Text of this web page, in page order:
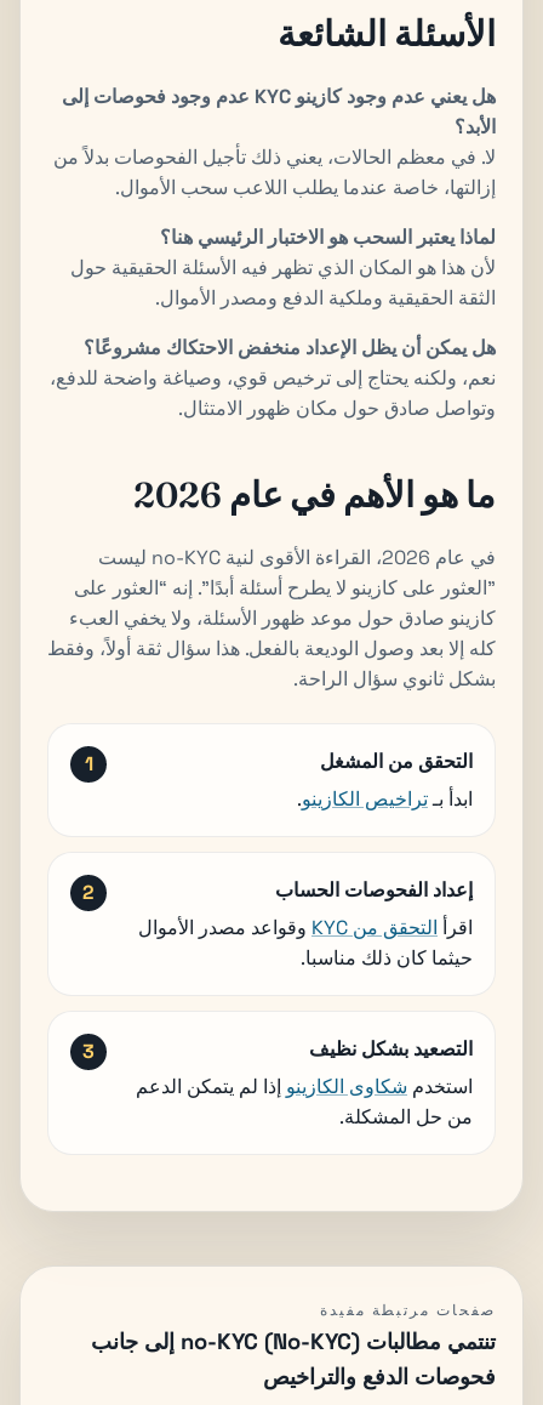
الأسئلة الشائعة
هل يعني عدم وجود كازينو KYC عدم وجود فحوصات إلى
الأبد؟
لا. في معظم الحالات، يعني ذلك تأجيل الفحوصات بدلاً من
إزالتها، خاصة عندما يطلب اللاعب سحب الأموال.
لماذا يعتبر السحب هو الاختبار الرئيسي هنا؟
لأن هذا هو المكان الذي تظهر فيه الأسئلة الحقيقية حول
الثقة الحقيقية وملكية الدفع ومصدر الأموال.
هل يمكن أن يظل الإعداد منخفض الاحتكاك مشروعًا؟
نعم، ولكنه يحتاج إلى ترخيص قوي، وصياغة واضحة للدفع،
وتواصل صادق حول مكان ظهور الامتثال.
ما هو الأهم في عام 2026
في عام 2026، القراءة الأقوى لنية no-KYC ليست
"العثور على كازينو لا يطرح أسئلة أبدًا". إنه “العثور على
كازينو صادق حول موعد ظهور الأسئلة، ولا يخفي العبء
كله إلا بعد وصول الوديعة بالفعل. هذا سؤال ثقة أولاً، وفقط
بشكل ثانوي سؤال الراحة.
التحقق من المشغل
ابدأ بـتراخيص الكازينو.
إعداد الفحوصات الحساب
اقرأ التحقق من KYC
وقواعد مصدر الأموال
حيثما كان ذلك مناسبا.
التصعيد بشكل نظيف
استخدم شكاوى الكازينو إذا لم يتمكن الدعم
من حل المشكلة.
صفحات مرتبطة مفيدة
تنتمي مطالبات no-KYC (No-KYC) إلى جانب
فحوصات الدفع والتراخيص